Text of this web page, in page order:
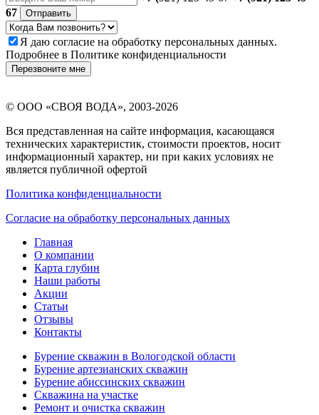
67
Отправить
Я даю согласие на обработку персональных данных.
Подробнее в Политике конфиденциальности
Перезвоните мне
© ООО «СВОЯ ВОДА», 2003-2026
Вся представленная на сайте информация, касающаяся
технических характеристик, стоимости проектов, носит
информационный характер, ни при каких условиях не
является публичной офертой
Политика конфиденциальности
Согласие на обработку персональных данных
Главная
О компании
Карта глубин
Наши работы
Акции
Статьи
Отзывы
Контакты
Бурение скважин в Вологодской области
Бурение артезианских скважин
Бурение абиссинских скважин
Скважина на участке
Ремонт и очистка скважин